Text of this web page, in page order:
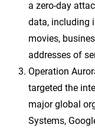
a zero-day
data, including
movies,
addresses of
Operation
targeted the
major global
Systems,